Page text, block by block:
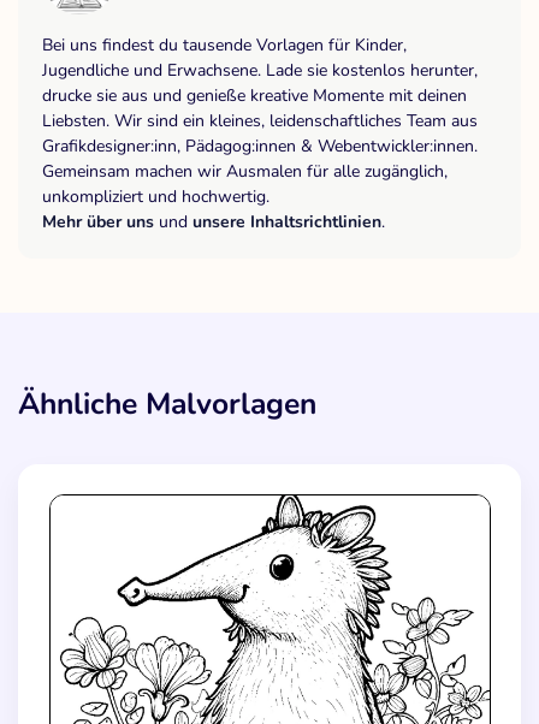
Bei uns findest du tausende Vorlagen für Kinder,
Jugendliche und Erwachsene. Lade sie kostenlos herunter,
drucke sie aus und genieße kreative Momente mit deinen
Liebsten. Wir sind ein kleines, leidenschaftliches Team aus
Grafikdesigner:inn, Pädagog:innen & Webentwickler:innen.
Gemeinsam machen wir Ausmalen für alle zugänglich,
unkompliziert und hochwertig.
Mehr über uns und unsere Inhaltsrichtlinien.
Ähnliche Malvorlagen